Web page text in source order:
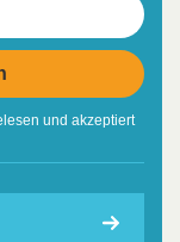
und akzeptiert